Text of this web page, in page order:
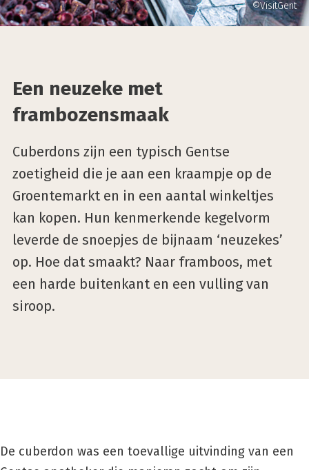
©VisitGent
Een neuzeke met
frambozensmaak
Cuberdons zijn een typisch Gentse
zoetigheid die je aan een kraampje op de
Groentemarkt en in een aantal winkeltjes
kan kopen. Hun kenmerkende kegelvorm
leverde de snoepjes de bijnaam ‘neuzekes’
op. Hoe dat smaakt? Naar framboos, met
een harde buitenkant en een vulling van
siroop.
De cuberdon was een toevallige uitvinding van een